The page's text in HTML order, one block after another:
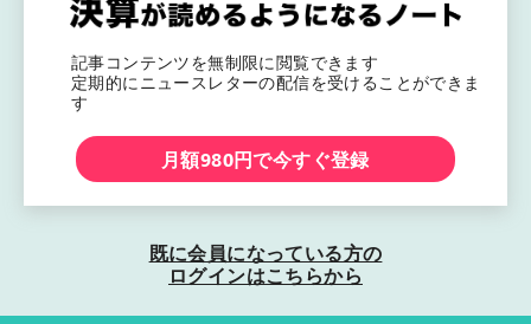
記事コンテンツを無制限に閲覧できます
定期的にニュースレターの配信を受けることができま
す
月額980円で今すぐ登録
既に会員になっている方の
ログインはこちらから